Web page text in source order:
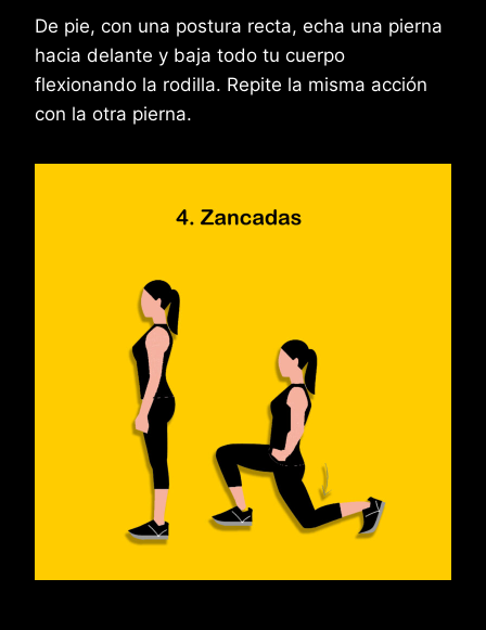
De pie, con una postura recta, echa una pierna
hacia delante y baja todo tu cuerpo
flexionando la rodilla. Repite la misma acción
con la otra pierna.